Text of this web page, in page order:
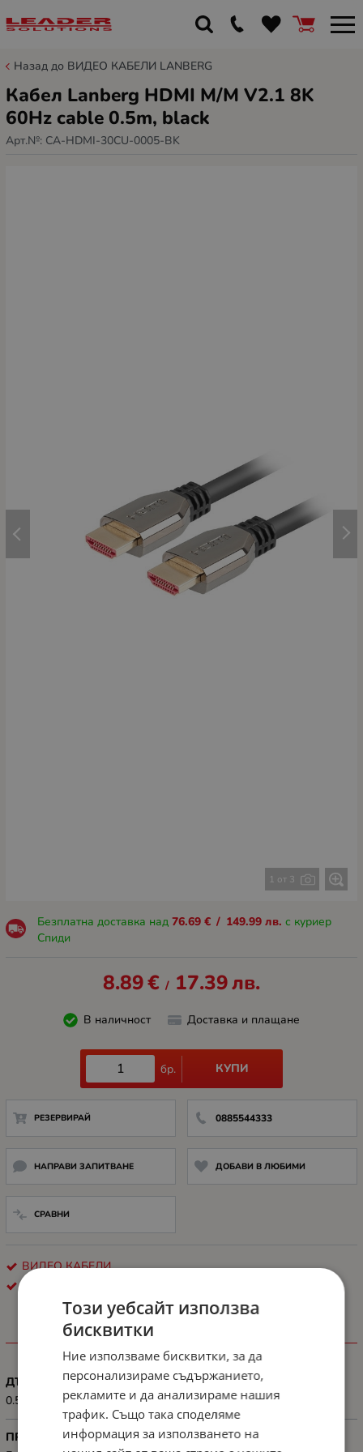
Назад до ВИДЕО КАБЕЛИ LANBERG
Кабел Lanberg HDMI M/M V2.1 8K
60Hz cable 0.5m, black
Арт.№: CA-HDMI-30CU-0005-BK
1 от 3
Безплатна доставка над 76.69 € / 149.99 лв. с куриер
Спиди
8.89€ / 17.39лв.
В наличност Доставка и плащане
бр. КУПИ
РЕЗЕРВИРАЙ 0885544333
НАПРАВИ ЗАПИТВАНЕ ДОБАВИ В ЛЮБИМИ
СРАВНИ
ВИДЕО КАБЕЛИ
ХАРАКТЕРИСТИКИ
ДЪЛЖИНА, М
0.5 m
ПРЕДНАЗНАЧЕН ЗА
Този уебсайт използва
бисквитки
Ние използваме бисквитки, за да
персонализираме съдържанието,
рекламите и да анализираме нашия
трафик. Също така споделяме
информация за използването на